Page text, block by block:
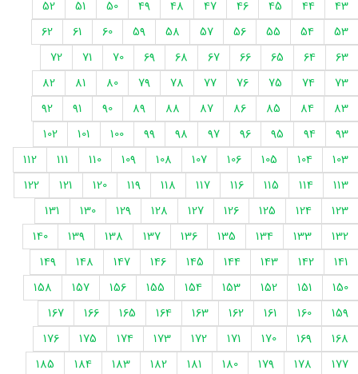
43
44
45
46
47
48
49
50
51
52
53
54
55
56
57
58
59
60
61
62
63
64
65
66
67
68
69
70
71
72
73
74
75
76
77
78
79
80
81
82
83
84
85
86
87
88
89
90
91
92
93
94
95
96
97
98
99
100
101
102
103
104
105
106
107
108
109
110
111
112
113
114
115
116
117
118
119
120
121
122
123
124
125
126
127
128
129
130
131
132
133
134
135
136
137
138
139
140
141
142
143
144
145
146
147
148
149
150
151
152
153
154
155
156
157
158
159
160
161
162
163
164
165
166
167
168
169
170
171
172
173
174
175
176
177
178
179
180
181
182
183
184
185